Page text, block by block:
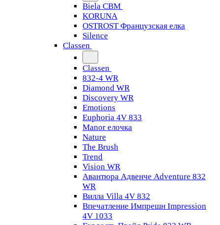
Biela CBM
KORUNA
OSTROST Французская елка
Silence
Classen
Classen
832-4 WR
Diamond WR
Discovery WR
Emotions
Euphoria 4V 833
Manor елочка
Nature
The Brush
Trend
Vision WR
Авантюра Адвенче Adventure 832
WR
Вилла Villa 4V 832
Впечатление Импрешн Impression
4V 1033